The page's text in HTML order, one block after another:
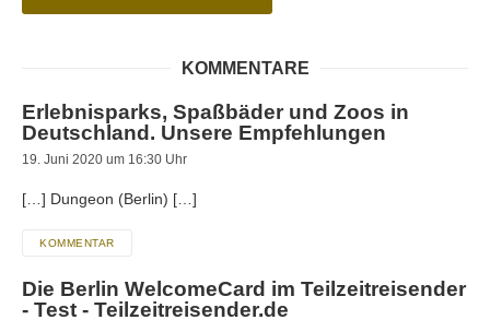
KOMMENTARE
Erlebnisparks, Spaßbäder und Zoos in
Deutschland. Unsere Empfehlungen
19. Juni 2020 um 16:30 Uhr
[…] Dungeon (Berlin) […]
KOMMENTAR
Die Berlin WelcomeCard im Teilzeitreisender
- Test - Teilzeitreisender.de